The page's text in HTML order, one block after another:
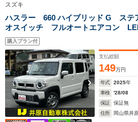
スズキ
ハスラー 660 ハイブリッド G ステ
オスイッチ フルオートエアコン
運転席・助手席シートヒーター フ
フットレスト 2スピーカー 衝突軽
防止装置 盗難防止装置
購入プラン付
支払総額
149万円
年式 2025年
車検
'28/08
保証
保証無
住所
岡山県井